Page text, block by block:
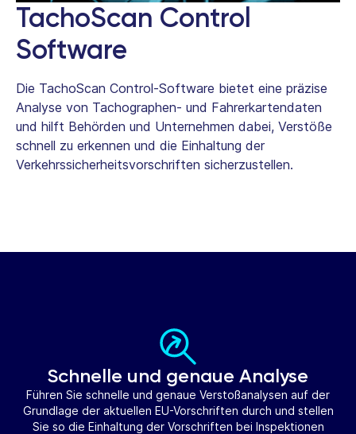
TachoScan Control
Software
Die TachoScan Control-Software bietet eine präzise
Analyse von Tachographen- und Fahrerkartendaten
und hilft Behörden und Unternehmen dabei, Verstöße
schnell zu erkennen und die Einhaltung der
Verkehrssicherheitsvorschriften sicherzustellen.
Schnelle und genaue Analyse
Führen Sie schnelle und genaue Verstoßanalysen auf der
Grundlage der aktuellen EU-Vorschriften durch und stellen
Sie so die Einhaltung der Vorschriften bei Inspektionen